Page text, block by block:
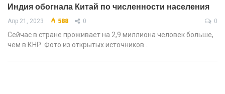
Индия обогнала Китай по численности населения
Апр 21, 2023 588 0 0
Сейчас в стране проживает на 2,9 миллиона человек больше,
чем в КНР. Фото из открытых источников…